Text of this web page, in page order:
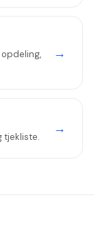
→
tjekliste.
→